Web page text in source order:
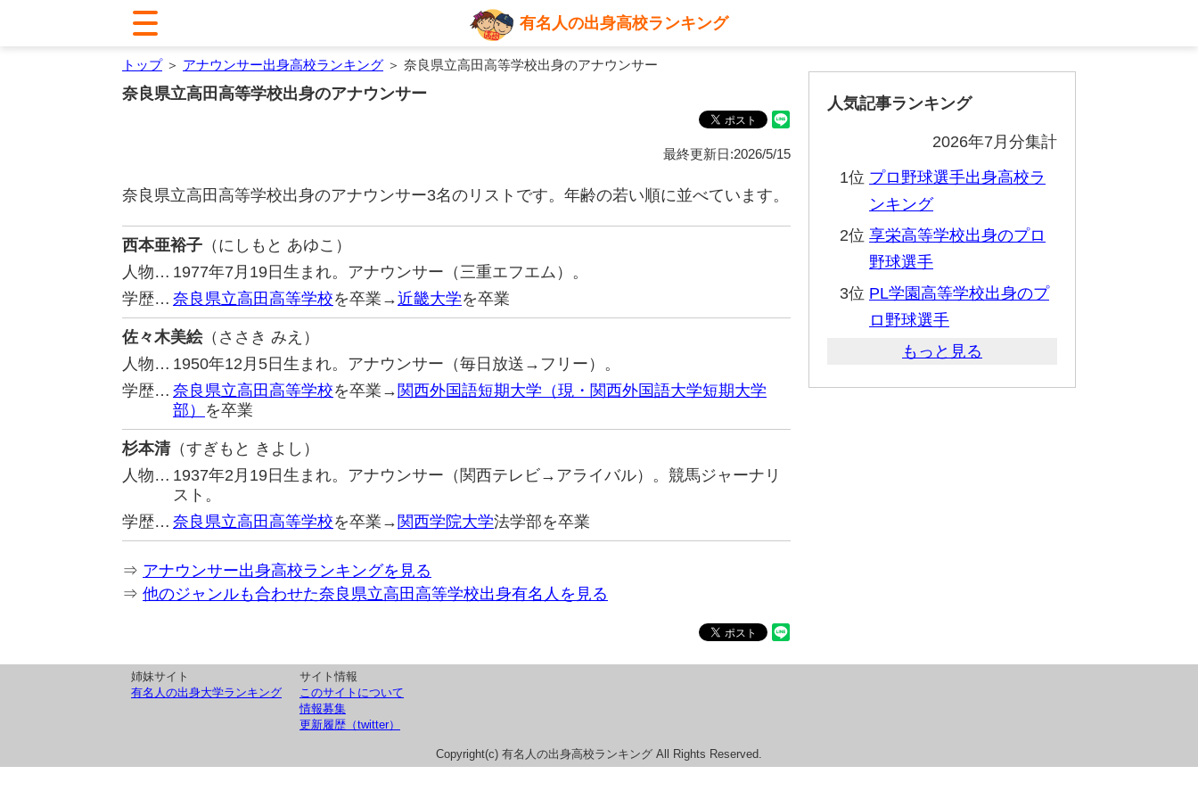
有名人の出身高校ランキング
トップ＞ アナウンサー出身高校ランキング ＞ 奈良県立高田高等学校出身のアナウンサー
奈良県立高田高等学校出身のアナウンサー
最終更新日:2026/5/15
奈良県立高田高等学校出身のアナウンサー3名のリストです。年齢の若い順に並べています。
西本亜裕子 （にしもと あゆこ）
人物… 1977年7月19日生まれ。アナウンサー（三重エフエム）。
学歴… 奈良県立高田高等学校を卒業→近畿大学を卒業
佐々木美絵（ささき みえ）
人物… 1950年12月5日生まれ。アナウンサー（毎日放送→フリー）。
学歴… 奈良県立高田高等学校を卒業→ 関西外国語短期大学（現・関西外国語大学短期大学
部） を卒業
杉本清（すぎもと きよし）
人物… 1937年2月19日生まれ。アナウンサー（関西テレビ→アライバル）。競馬ジャーナリ
スト。
学歴… 奈良県立高田高等学校を卒業→ 関西学院大学法学部を卒業
⇒ アナウンサー出身高校ランキングを見る
⇒ 他のジャンルも合わせた奈良県立高田高等学校出身有名人を見る
人気記事ランキング
2026年7月分集計
1位 プロ野球選手出身高校ラ
ンキング
2位 享栄高等学校出身のプロ
野球選手
3位 PL学園高等学校出身のプ
ロ野球選手
もっと見る
姉妹サイト
有名人の出身大学ランキング
サイト情報
このサイトについて
情報募集
更新履歴（twitter）
Copyright(c) 有名人の出身高校ランキング All Rights Reserved.